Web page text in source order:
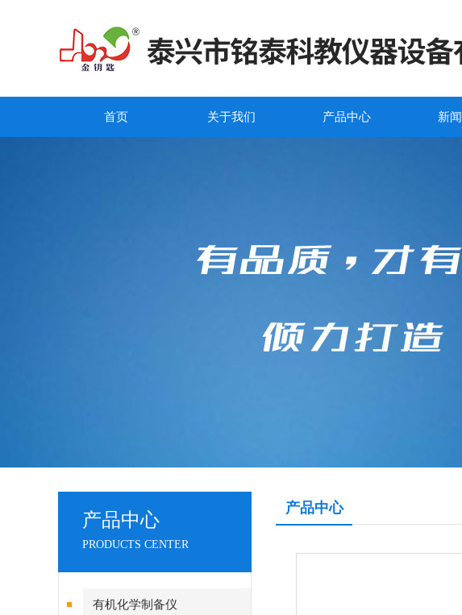
首页 关于我们 产品中心 新
产品中心
PRODUCTS CENTER
有机化学制备仪
产品中心